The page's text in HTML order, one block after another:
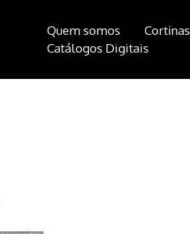
Quem somos Cortinas
Catálogos Digitais